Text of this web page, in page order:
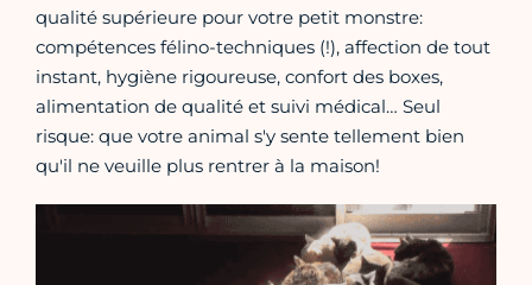
qualité supérieure pour votre petit monstre:
compétences félino-techniques (!), affection de tout
instant, hygiène rigoureuse, confort des boxes,
alimentation de qualité et suivi médical… Seul
risque: que votre animal s'y sente tellement bien
qu'il ne veuille plus rentrer à la maison!